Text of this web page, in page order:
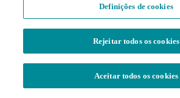
Definições de cookies
Rejeitar todos os cookies
Aceitar todos os cookies